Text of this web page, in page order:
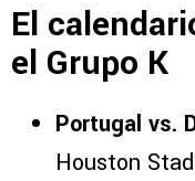
El
el Grupo K
Portugal vs.
Houston